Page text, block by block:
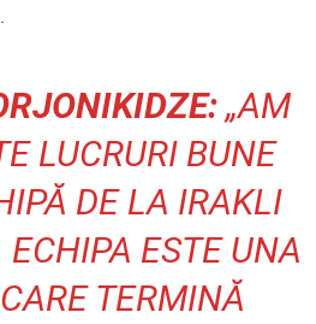
„AM
LUCRURI BUNE
DE LA IRAKLI
ESTE UNA
TERMINĂ